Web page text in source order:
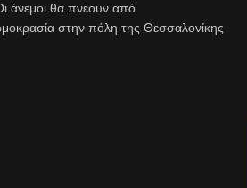
άνεμοι θα πνέουν από
στην πόλη της Θεσσαλονίκης